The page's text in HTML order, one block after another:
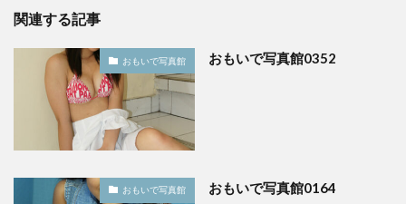
関連する記事
おもいで写真館 おもいで写真館0352
おもいで写真館 おもいで写真館0164